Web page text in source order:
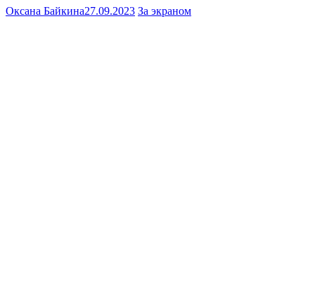
Оксана Байкина27.09.2023 За экраном